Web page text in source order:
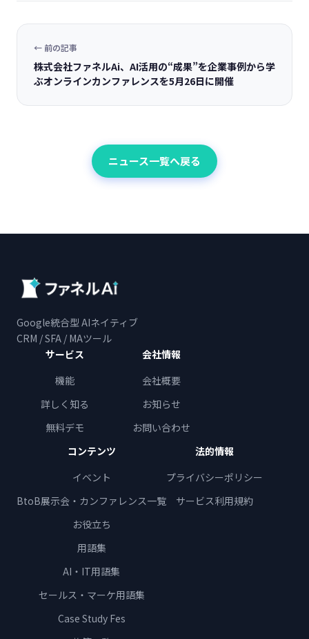
← 前の記事
株式会社ファネルAi、AI活用の“成果”を企業事例から学
ぶオンラインカンファレンスを5月26日に開催
ニュース一覧へ戻る
Google統合型 AIネイティブ
CRM / SFA / MAツール
サービス
機能
詳しく知る
無料デモ
会社情報
会社概要
お知らせ
お問い合わせ
コンテンツ
イベント
BtoB展示会・カンファレンス一覧
お役立ち
用語集
AI・IT用語集
セールス・マーケ用語集
Case Study Fes
法的情報
プライバシーポリシー
サービス利用規約